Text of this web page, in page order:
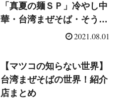
「真夏の麺ＳＰ」冷やし中
華・台湾まぜそば・そうめ
ん・たらこパスタ・タンメ
2021.08.01
【マツコの知らない世界】
台湾まぜそばの世界！紹介
店まとめ